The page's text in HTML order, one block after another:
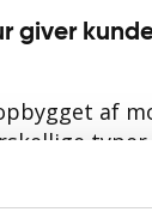
giver
af
typer